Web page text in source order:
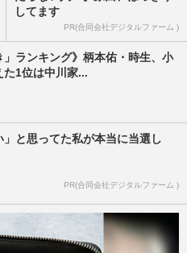
してます
PR(合同会社デジタルファーム )
」ランキング》柄本佑・時生、小
た1位は中川家...
」と思ってた私が本当に当選し
PR(合同会社デジタルファーム )